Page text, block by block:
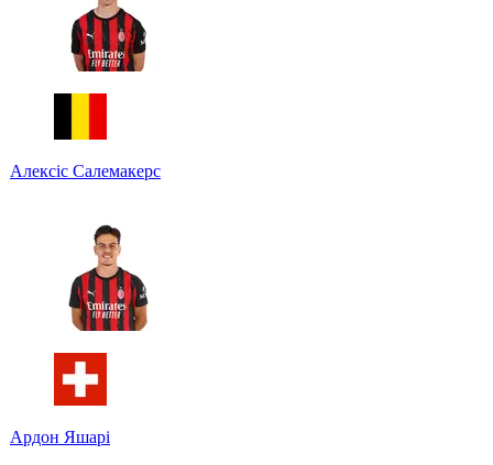
Алексіс Салемакерс
Ардон Яшарі